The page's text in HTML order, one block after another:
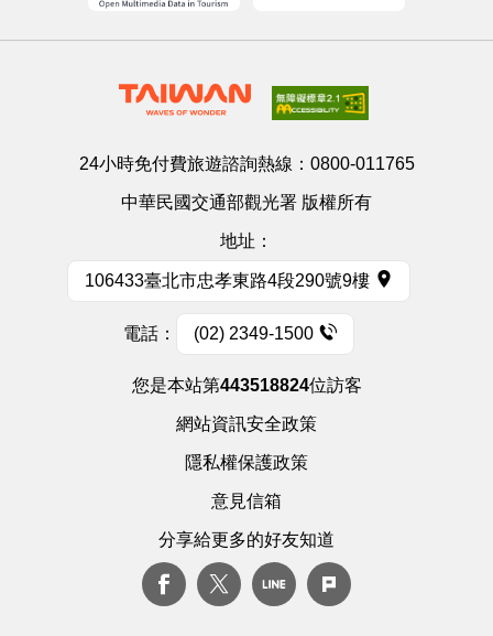
24小時免付費旅遊諮詢熱線： 0800-011765
中華民國交通部觀光署 版權所有
地址：
106433臺北市忠孝東路4段290號9樓
電話： (02) 2349-1500
您是本站第443518824位訪客
網站資訊安全政策
隱私權保護政策
意見信箱
分享給更多的好友知道